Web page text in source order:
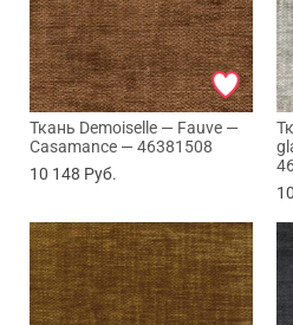
Ткань Demoiselle — Fauve —
Casamance — 46381508
10 148 Руб.